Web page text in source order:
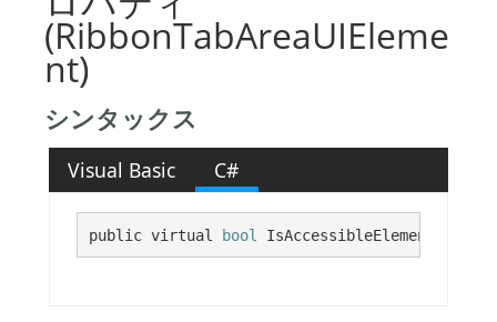
(RibbonTabAreaUIEleme
nt)
シンタックス
Visual Basic C#
public virtual bool IsAccessibleElement {get;}